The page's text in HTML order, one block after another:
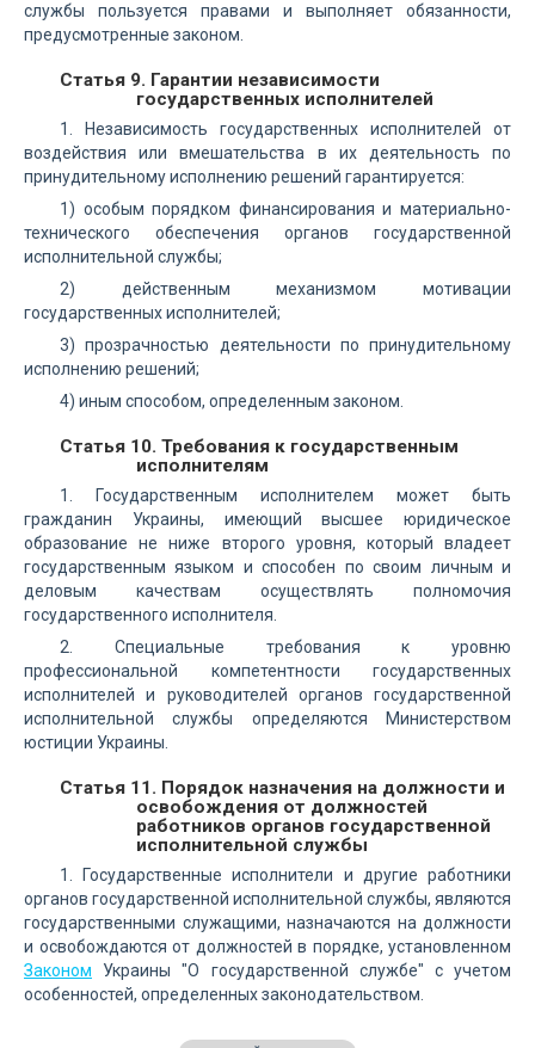
службы пользуется правами и выполняет обязанности,
предусмотренные законом.
Статья 9. Гарантии независимости
государственных исполнителей
1. Независимость государственных исполнителей от
воздействия или вмешательства в их деятельность по
принудительному исполнению решений гарантируется:
1) особым порядком финансирования и материально-
технического обеспечения органов государственной
исполнительной службы;
2) действенным механизмом мотивации
государственных исполнителей;
3) прозрачностью деятельности по принудительному
исполнению решений;
4) иным способом, определенным законом.
Статья 10. Требования к государственным
исполнителям
1. Государственным исполнителем может быть
гражданин Украины, имеющий высшее юридическое
образование не ниже второго уровня, который владеет
государственным языком и способен по своим личным и
деловым качествам осуществлять полномочия
государственного исполнителя.
2. Специальные требования к уровню
профессиональной компетентности государственных
исполнителей и руководителей органов государственной
исполнительной службы определяются Министерством
юстиции Украины.
Статья 11. Порядок назначения на должности и
освобождения от должностей
работников органов государственной
исполнительной службы
1. Государственные исполнители и другие работники
органов государственной исполнительной службы, являются
государственными служащими, назначаются на должности
и освобождаются от должностей в порядке, установленном
Законом Украины "О государственной службе" с учетом
особенностей, определенных законодательством.